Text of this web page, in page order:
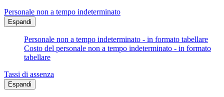
Personale non a tempo indeterminato
Espandi
Personale non a tempo indeterminato - in formato tabellare
Costo del personale non a tempo indeterminato - in formato
tabellare
Tassi di assenza
Espandi